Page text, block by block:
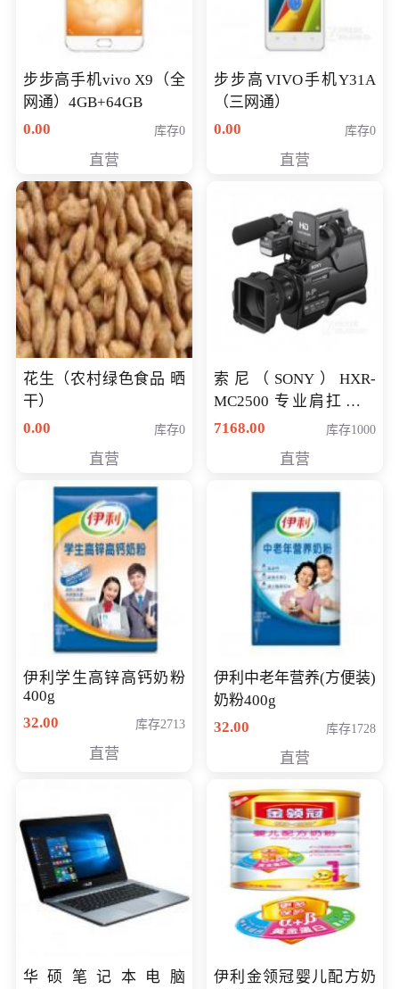
步步高手机vivo X9（全
网通）4GB+64GB
0.00
库存0
直营
步步高VIVO手机Y31A
（三网通）
0.00
库存0
直营
花生（农村绿色食品 晒
干）
0.00
库存0
直营
索尼（SONY）HXR-
MC2500 专业肩扛式存
储卡全高清摄录一体机
清入门级摄像机
7168.00 库存1000
直营
伊利学生高锌高钙奶粉
400g
32.00
库存2713
直营
伊利中老年营养(方便装)
奶粉400g
32.00
库存1728
直营
华硕笔记本电脑
伊利金领冠婴儿配方奶